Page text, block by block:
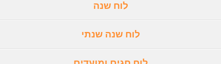
לוח שנה
לוח שנה שנתי